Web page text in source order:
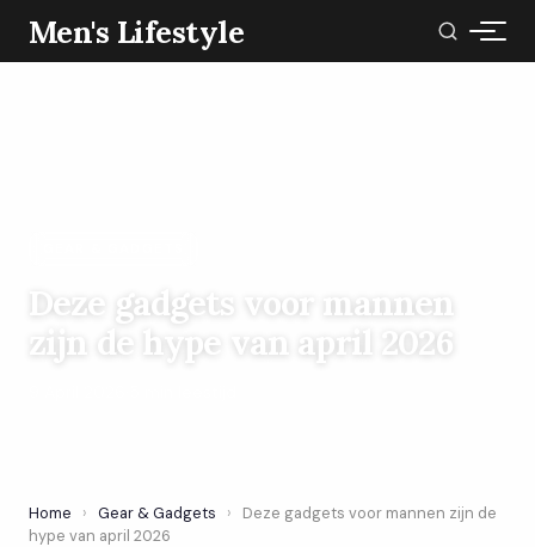
Men's Lifestyle
Deze gadgets voor mannen
zijn de hype van april 2026
Home › Gear & Gadgets ›
Deze gadgets voor mannen zijn de
hype van april 2026